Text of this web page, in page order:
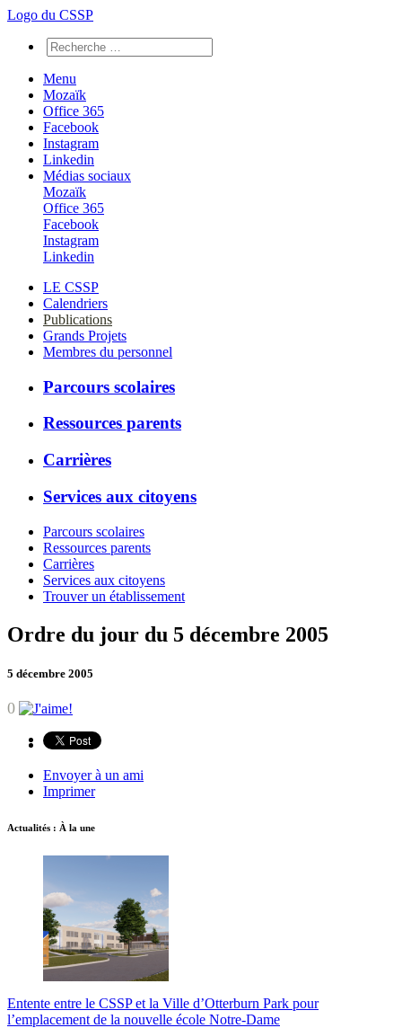
Logo du CSSP
Menu
Mozaïk
Office 365
Facebook
Instagram
Linkedin
Médias sociaux
Mozaïk
Office 365
Facebook
Instagram
Linkedin
LE CSSP
Calendriers
Publications
Grands Projets
Membres du personnel
Parcours scolaires
Ressources parents
Carrières
Services aux citoyens
Parcours scolaires
Ressources parents
Carrières
Services aux citoyens
Trouver un établissement
Ordre du jour du 5 décembre 2005
5 décembre 2005
0
Envoyer à un ami
Imprimer
Actualités : À la une
Entente entre le CSSP et la Ville d’Otterburn Park pour
l’emplacement de la nouvelle école Notre-Dame